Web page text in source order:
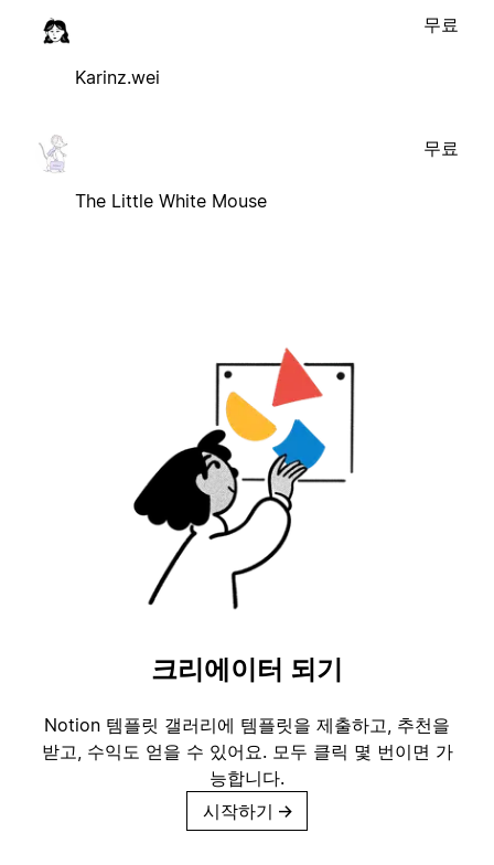
Karinz.wei
무료
The Little White Mouse
무료
크리에이터 되기
Notion 템플릿 갤러리에 템플릿을 제출하고, 추천을
받고, 수익도 얻을 수 있어요. 모두 클릭 몇 번이면 가
능합니다.
시작하기 →